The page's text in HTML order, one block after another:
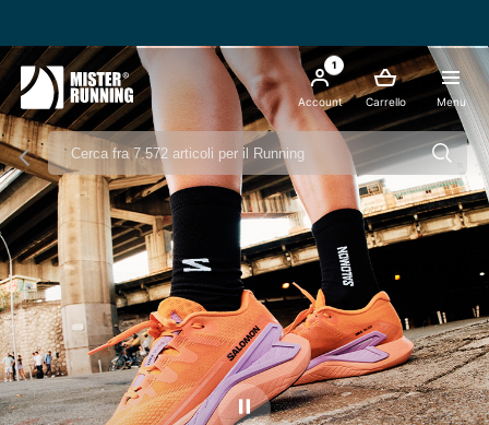
Menu
Carrello
1
Account
Ferma il video